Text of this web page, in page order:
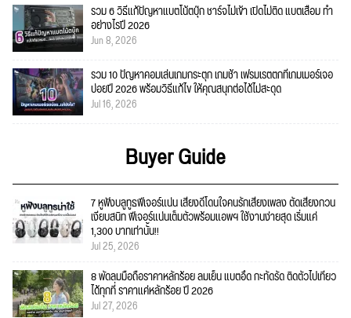
รวม 6 วิธีแก้ปัญหาแบตโน้ตบุ๊ก ชาร์จไม่เข้า เปิดไม่ติด แบตเสื่อม ทำ
อย่างไรปี 2026
Jun 8, 2026
รวม 10 ปัญหาคอมเล่นเกมกระตุก เกมช้า เฟรมเรตตกที่เกมเมอร์เจอ
บ่อยปี 2026 พร้อมวิธีแก้ไข ให้คุณสนุกต่อได้ไม่สะดุด
Jul 16, 2026
Buyer Guide
7 หูฟังบลูทูธฟีเจอร์แน่น เสียงดีโดนใจคนรักเสียงเพลง ตัดเสียงกวน
เงียบสนิท ฟีเจอร์แน่นเต็มตัวพร้อมแอพฯ ใช้งานง่ายสุด เริ่มแค่
1,300 บาทเท่านั้น!!
Jul 25, 2026
8 พัดลมมือถือราคาหลักร้อย ลมเย็น แบตอึด กะทัดรัด ติดตัวไปเที่ยว
ได้ทุกที่ ราคาแค่หลักร้อย ปี 2026
Jul 27, 2026